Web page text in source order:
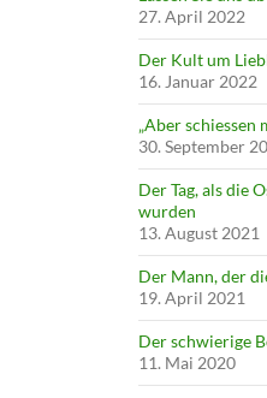
27. April 2022
Der Kult um
16. Januar 2022
„Aber schiessen
30. September
Der Tag, als die
wurden
13. August 2021
Der Mann, der
19. April 2021
Der schwierige
11. Mai 2020